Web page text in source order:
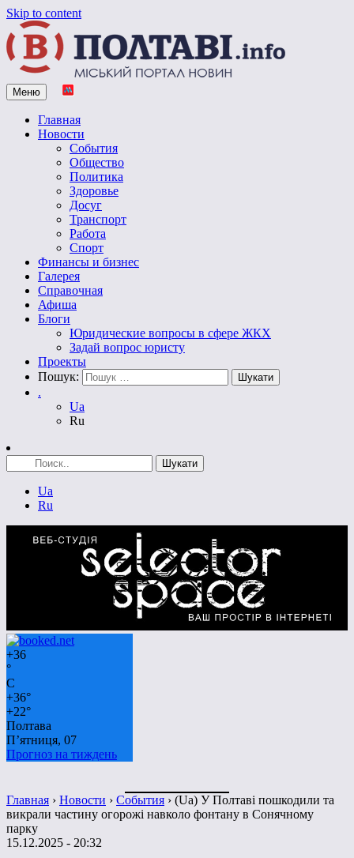
Skip to content
Vpoltave.info
Полтавский портал новостей
Меню
Главная
Новости
События
Общество
Политика
Здоровье
Досуг
Транспорт
Работа
Спорт
Финансы и бизнес
Галерея
Справочная
Афиша
Блоги
Юридические вопросы в сфере ЖКХ
Задай вопрос юристу
Проекты
Пошук:
.
Ua
Ru
Ua
Ru
+36
°
C
+36°
+22°
Полтава
П’ятниця, 07
Прогноз на тиждень
Главная › Новости › События › (Ua) У Полтаві пошкодили та
викрали частину огорожі навколо фонтану в Сонячному
парку
15.12.2025 - 20:32